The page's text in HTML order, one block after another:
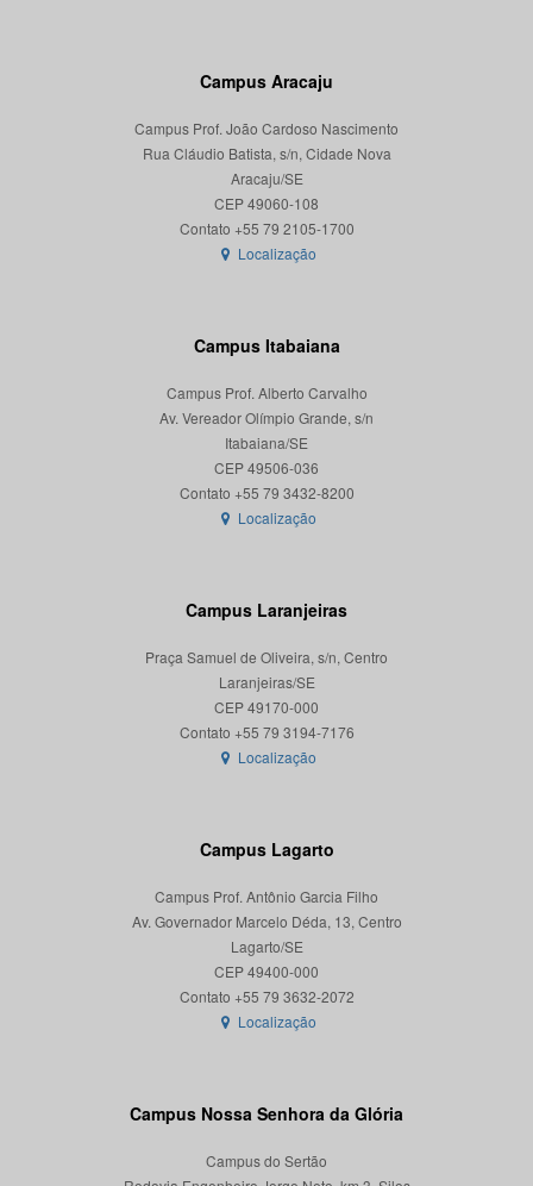
Campus Aracaju
Campus Prof. João Cardoso Nascimento
Rua Cláudio Batista, s/n, Cidade Nova
Aracaju/SE
CEP 49060-108
Localização
Campus Itabaiana
Campus Prof. Alberto Carvalho
Av. Vereador Olímpio Grande, s/n
Itabaiana/SE
CEP 49506-036
Localização
Campus Laranjeiras
Praça Samuel de Oliveira, s/n, Centro
Laranjeiras/SE
CEP 49170-000
Localização
Campus Lagarto
Campus Prof. Antônio Garcia Filho
Av. Governador Marcelo Déda, 13, Centro
Lagarto/SE
CEP 49400-000
Localização
Campus Nossa Senhora da Glória
Campus do Sertão